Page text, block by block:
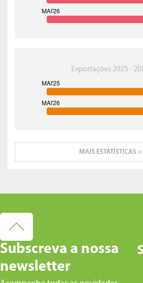
Exportações 2025 -
MAIS ESTATÍSTICAS >
Subscreva a nossa
newsletter